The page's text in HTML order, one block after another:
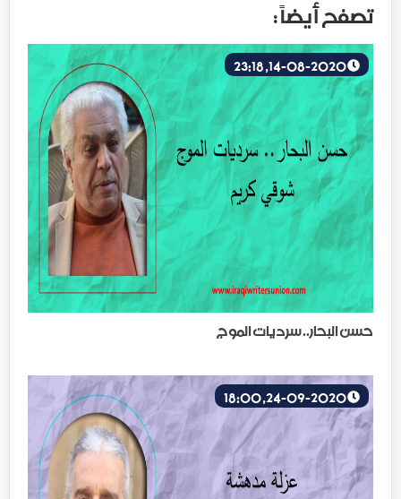
تصفح أيضاً :
حسن البحار.. سرديات الموج